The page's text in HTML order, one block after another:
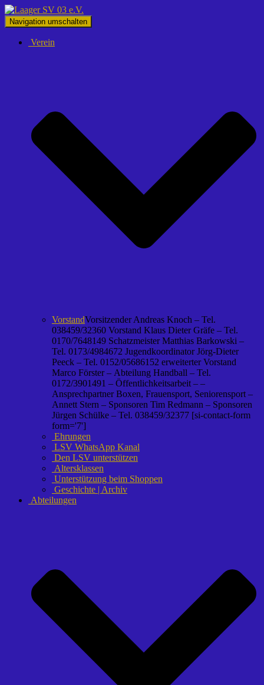
Navigation umschalten
Verein
VorstandVorsitzender Andreas Knoch – Tel.
038459/32360 Vorstand Klaus Dieter Gräfe – Tel.
0170/7648149 Schatzmeister Matthias Barkowski –
Tel. 0173/4984672 Jugendkoordinator Jörg-Dieter
Peeck – Tel. 0152/05686152 erweiterter Vorstand
Marco Förster – Abteilung Handball – Tel.
0172/3901491 – Öffentlichkeitsarbeit – –
Ansprechpartner Boxen, Frauensport, Seniorensport –
Annett Stern – Sponsoren Tim Redmann – Sponsoren
Jürgen Schülke – Tel. 038459/32377 [si-contact-form
form='7']
Ehrungen
LSV WhatsApp Kanal
Den LSV unterstützen
Altersklassen
Unterstützung beim Shoppen
Geschichte | Archiv
Abteilungen